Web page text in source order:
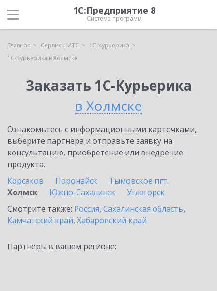
1С:Предприятие 8
Система программ
Главная Сервисы ИТС
1С-Курьерика
1С-Курьерика в Холмске
Заказать 1С-Курьерика
в Холмске
Ознакомьтесь с информационными карточками,
выберите партнёра и отправьте заявку на
консультацию, приобретение или внедрение
продукта.
Корсаков
Поронайск
Тымовское пгт.
Холмск
Южно-Сахалинск
Углегорск
Смотрите также: Россия, Сахалинская область,
Камчатский край, Хабаровский край
Партнеры в вашем регионе: